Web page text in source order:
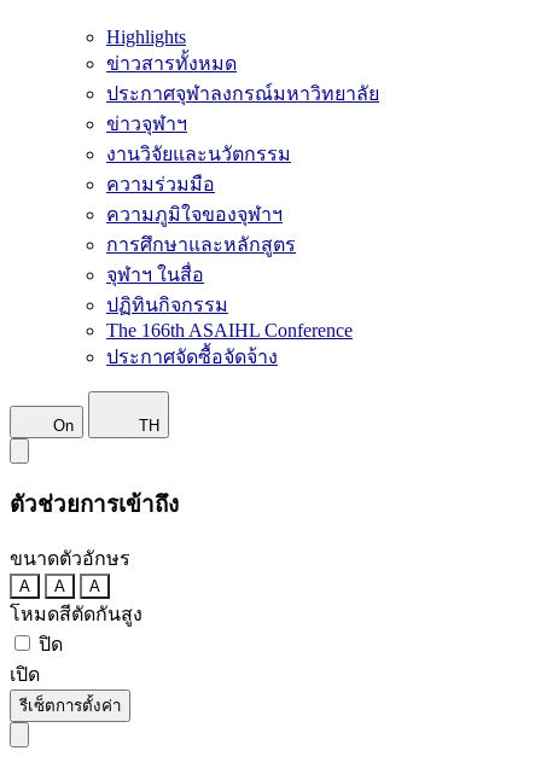
Highlights
ข่าวสารทั้งหมด
ประกาศจุฬาลงกรณ์มหาวิทยาลัย
ข่าวจุฬาฯ
งานวิจัยและนวัตกรรม
ความร่วมมือ
ความภูมิใจของจุฬาฯ
การศึกษาและหลักสูตร
จุฬาฯ ในสื่อ
ปฏิทินกิจกรรม
The 166th ASAIHL Conference
ประกาศจัดซื้อจัดจ้าง
On TH
ตัวช่วยการเข้าถึง
ขนาดตัวอักษร
A A A
โหมดสีตัดกันสูง
ปิด
เปิด
รีเซ็ตการตั้งค่า